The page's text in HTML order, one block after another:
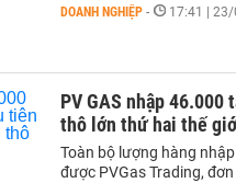
DOANH NGHIỆP - 17:41 |
PV GAS nhập 46.000
thô lớn thứ hai thế
Toàn bộ lượng hàng
được PVGas Trading,